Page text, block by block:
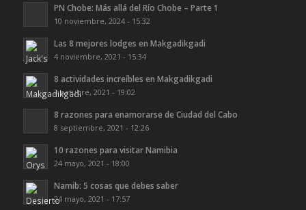
PN Chobe: Más allá del Río Chobe – Parte 1
10 noviembre, 2024 - 15:32
Las 8 mejores lodges en Makgadikgadi
4 noviembre, 2021 - 15:34
8 actividades increíbles en Makgadikgadi
3 octubre, 2021 - 19:02
8 razones para enamorarse de Ciudad del Cabo
8 septiembre, 2021 - 12:26
10 razones para visitar Namibia
24 mayo, 2021 - 18:00
Namib: 5 cosas que debes saber
24 mayo, 2021 - 17:57